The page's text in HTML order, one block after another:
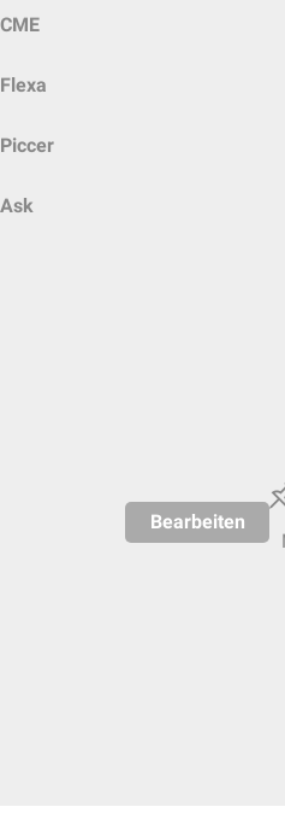
CME
Flexa
Piccer
Ask
Bearbeiten